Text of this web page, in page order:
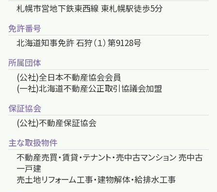
札幌市営地下鉄東西線 東札幌駅徒歩5分
免許番号
北海道知事免許 石狩（１）第9128号
所属団体
(公社)全日本不動産協会会員
(一社)北海道不動産公正取引協議会加盟
保証協会
(公社)不動産保証協会
主な取扱物件
不動産売買・賃貸・テナント・売中古マンション 売中古
一戸建
売土地リフォーム工事・建物解体・給排水工事